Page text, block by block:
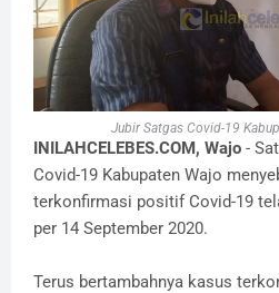
Jubir Satgas Covid-19
INILAHCELEBES.COM, Wajo -
Covid-19 Kabupaten Wajo
terkonfirmasi positif Covid-19
per 14 September 2020.
Terus bertambahnya kasus